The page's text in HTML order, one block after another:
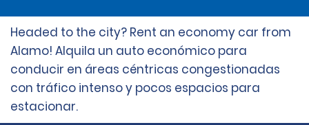
Headed to the city? Rent an economy car from
Alamo! Alquila un auto económico para
conducir en áreas céntricas congestionadas
con tráfico intenso y pocos espacios para
estacionar.